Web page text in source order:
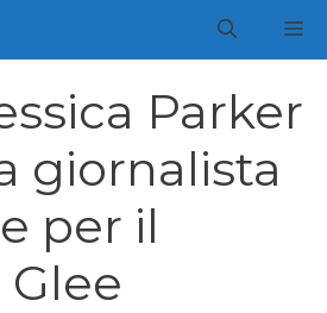
Parker
giornalista
per il